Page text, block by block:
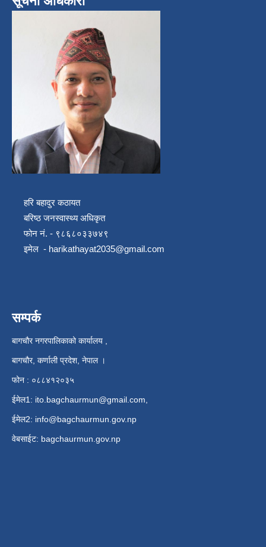
हरि बहादुर कठायत
बरिष्ठ जनस्वास्थ्य अधिकृत
फोन नं. - ९८६८०३३७४९
इमेल - harikathayat2035@gmail.com
सम्पर्क
बागचौर नगरपालिकाको कार्यालय ,
बागचौर, कर्णाली प्रदेश, नेपाल ।
फोन : ०८८४१२०३५
ईमेल1: ito.bagchaurmun@gmail.com
ईमेल2: info@bagchaurmun.gov.np
वे‍बसाईट: bagchaurmun.gov.np